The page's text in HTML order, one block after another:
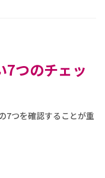
7つのチェッ
7つを確認することが重